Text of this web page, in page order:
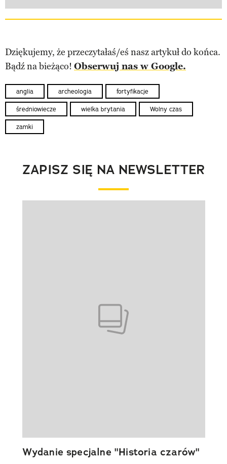
Dziękujemy, że przeczytałaś/eś nasz artykuł do końca.
Bądź na bieżąco! Obserwuj nas w Google.
anglia archeologia fortyfikacje
średniowiecze wielka brytania Wolny czas
zamki
ZAPISZ SIĘ NA NEWSLETTER
Wydanie specjalne "Historia czarów"